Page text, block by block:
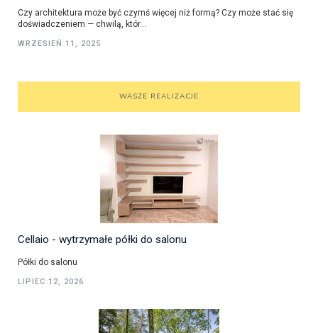
Czy architektura może być czymś więcej niż formą? Czy może stać się
doświadczeniem — chwilą, któr...
WRZESIEŃ 11, 2025
WASZE REALIZACJE
Cellaio - wytrzymałe półki do salonu
Półki do salonu
LIPIEC 12, 2026